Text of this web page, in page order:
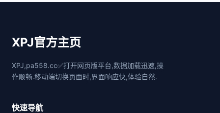
XPJ官方主页
XPJ,pa558.cc✅打开网页版平台,数据加载迅速,操
作顺畅.移动端切换页面时,界面响应快,体验自然.
快速导航